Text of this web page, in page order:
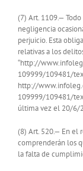
(7) Art. 1109.—
negligencia
perjuicio. Esta
relativas a los
“http://
109999/109481/
http://
109999/109481/
última vez el 20/6/
(8) Art. 520.— En el
comprenderán los
la falta de